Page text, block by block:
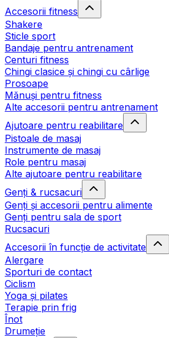
Accesorii fitness
Shakere
Sticle sport
Bandaje pentru antrenament
Centuri fitness
Chingi clasice și chingi cu cârlige
Prosoape
Mănuși pentru fitness
Alte accesorii pentru antrenament
Ajutoare pentru reabilitare
Pistoale de masaj
Instrumente de masaj
Role pentru masaj
Alte ajutoare pentru reabilitare
Genți & rucsacuri
Genți și accesorii pentru alimente
Genți pentru sala de sport
Rucsacuri
Accesorii în funcție de activitate
Alergare
Sporturi de contact
Ciclism
Yoga și pilates
Terapie prin frig
Înot
Drumeție